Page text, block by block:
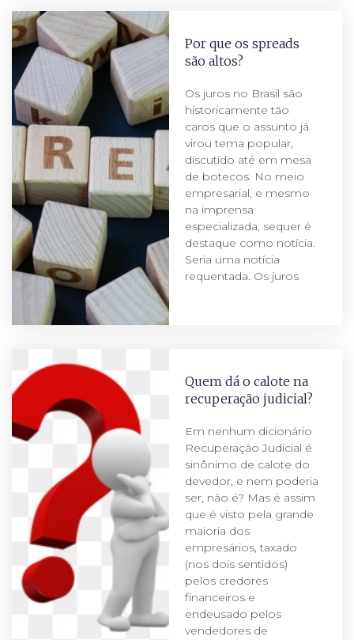
Por que os spreads
são altos?
Os juros no Brasil são
historicamente tão
caros que o assunto já
virou tema popular,
discutido até em mesa
de botecos. No meio
empresarial, e mesmo
na imprensa
especializada, sequer é
destaque como notícia.
Seria uma notícia
requentada. Os juros
Quem dá o calote na
recuperação judicial?
Em nenhum dicionário
Recuperação Judicial é
sinônimo de calote do
devedor, e nem poderia
ser, não é? Mas é assim
que é visto pela grande
maioria dos
empresários, taxado
(nos dois sentidos)
pelos credores
financeiros e
endeusado pelos
vendedores de